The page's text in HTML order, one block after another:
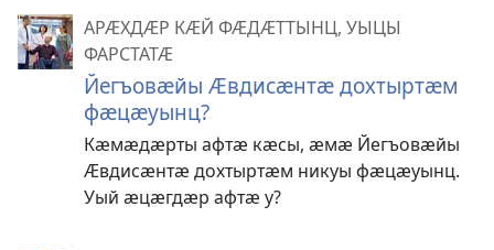
АРӔХДӔР КӔЙ ФӔДӔТТЫНЦ, УЫЦЫ
ФАРСТАТӔ
Йегъовӕйы Ӕвдисӕнтӕ дохтыртӕм
фӕцӕуынц?
Кӕмӕдӕрты афтӕ кӕсы, ӕмӕ Йегъовӕйы
Ӕвдисӕнтӕ дохтыртӕм никуы фӕцӕуынц.
Уый ӕцӕгдӕр афтӕ у?